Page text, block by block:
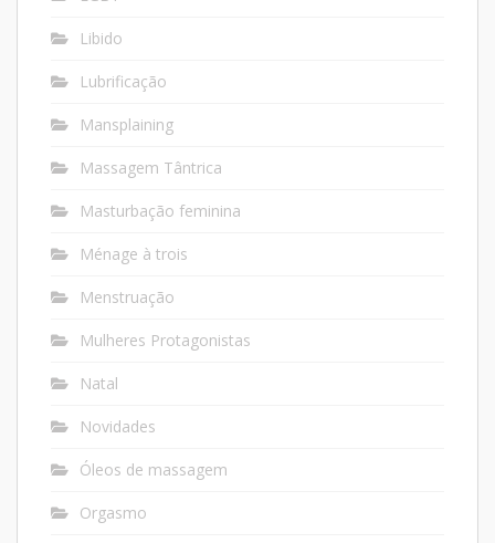
Libido
Lubrificação
Mansplaining
Massagem Tântrica
Masturbação feminina
Ménage à trois
Menstruação
Mulheres Protagonistas
Natal
Novidades
Óleos de massagem
Orgasmo